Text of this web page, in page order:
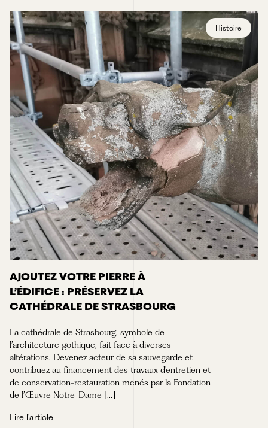
Histoire
AJOUTEZ VOTRE PIERRE À
L’ÉDIFICE : PRÉSERVEZ LA
CATHÉDRALE DE STRASBOURG
La cathédrale de Strasbourg, symbole de
l’architecture gothique, fait face à diverses
altérations. Devenez acteur de sa sauvegarde et
contribuez au financement des travaux d'entretien et
de conservation-restauration menés par la Fondation
de l’Œuvre Notre-Dame [...]
Lire l'article